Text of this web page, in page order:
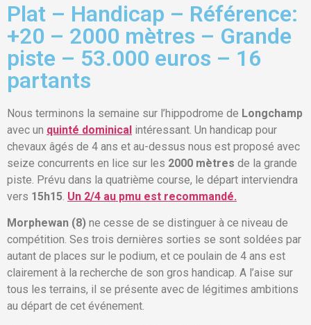
Plat – Handicap – Référence:
+20 – 2000 mètres – Grande
piste – 53.000 euros – 16
partants
Nous terminons la semaine sur l’hippodrome de Longchamp
avec un quinté dominical intéressant. Un handicap pour
chevaux âgés de 4 ans et au-dessus nous est proposé avec
seize concurrents en lice sur les 2000 mètres de la grande
piste. Prévu dans la quatrième course, le départ interviendra
vers 15h15. Un 2/4 au pmu est recommandé.
Morphewan (8) ne cesse de se distinguer à ce niveau de
compétition. Ses trois dernières sorties se sont soldées par
autant de places sur le podium, et ce poulain de 4 ans est
clairement à la recherche de son gros handicap. A l’aise sur
tous les terrains, il se présente avec de légitimes ambitions
au départ de cet événement.